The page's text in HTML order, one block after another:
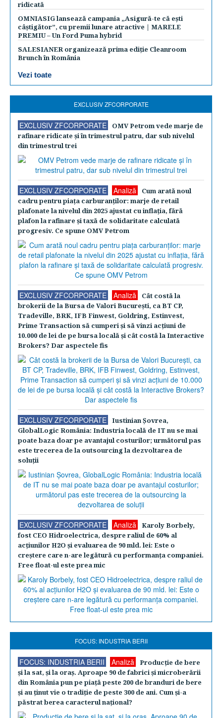
ridicată
OMNIASIG lansează campania „Asigură-te că ești
câștigător”, cu premii lunare atractive | MARELE
PREMIU – Un Ford Puma hybrid
SALESIANER organizează prima ediție Cleanroom
Brunch în România
Vezi toate
EXCLUSIV ZFCORPORATE
EXCLUSIV ZFCORPORATE
OMV Petrom vede marje de
rafinare ridicate şi în trimestrul patru, dar sub nivelul
din trimestrul trei
EXCLUSIV ZFCORPORATE Analiză
Cum arată noul
cadru pentru piaţa carburanţilor: marje de retail
plafonate la nivelul din 2025 ajustat cu inflaţia, fără
plafon la rafinare şi taxă de solidaritate calculată
progresiv. Ce spune OMV Petrom
EXCLUSIV ZFCORPORATE Analiză
Cât costă la
brokerii de la Bursa de Valori Bucureşti, ca BT CP,
Tradeville, BRK, IFB Finwest, Goldring, Estinvest,
Prime Transaction să cumperi şi să vinzi acţiuni de
10.000 de lei de pe bursa locală şi cât costă la Interactive
Brokers? Dar aspectele fis
EXCLUSIV ZFCORPORATE
Iustinian Şovrea,
GlobalLogic România: Industria locală de IT nu se mai
poate baza doar pe avantajul costurilor; următorul pas
este trecerea de la outsourcing la dezvoltarea de
soluţii
EXCLUSIV ZFCORPORATE Analiză
Karoly Borbely,
fost CEO Hidroelectrica, despre raliul de 60% al
acţiunilor H2O şi evaluarea de 90 mld. lei: Este o
creştere care n-are legătură cu performanţa companiei.
Free float-ul este prea mic
FOCUS: INDUSTRIA BERII
FOCUS: INDUSTRIA BERII Analiză
Producţie de bere
şi la sat, şi la oraş. Aproape 90 de fabrici şi microberării
din România pun pe piaţă peste 200 de branduri de bere
şi au ţinut vie o tradiţie de peste 300 de ani. Cum şi-a
păstrat berea caracterul naţional?